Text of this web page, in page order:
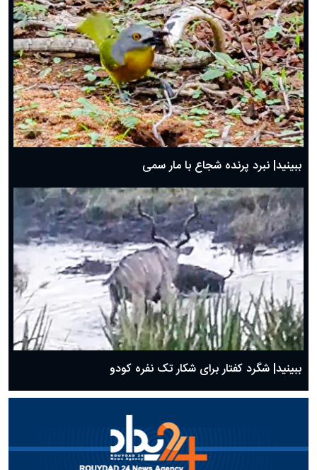
ببینید| نبرد پرنده شجاع با مار سمی
ببینید| شگرد کفتار برای شکار تک نفره کودو